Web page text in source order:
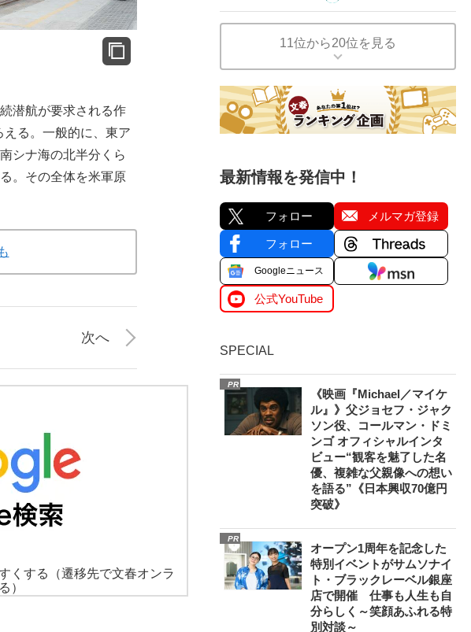
潜航が要求される作
る。一般的に、東ア
シナ海の北半分くら
。その全体を米軍原
次へ
くする
（遷移先で文春オンラ
）
11位から20位を見る
最新情報を発信中！
フォロー メルマガ登録
フォロー
Googleニュース
公式YouTube
SPECIAL
PR
《映画『Michael／マイケ
ル』》父ジョセフ・ジャク
ソン役、コールマン・ドミ
ンゴ オフィシャルインタ
ビュー“観客を魅了した名
優、複雑な父親像への想い
を語る”《日本興収70億円
突破》
PR
オープン1周年を記念した
特別イベントがサムソナイ
ト・ブラックレーベル銀座
店で開催 仕事も人生も自
分らしく～笑顔あふれる特
別対談～